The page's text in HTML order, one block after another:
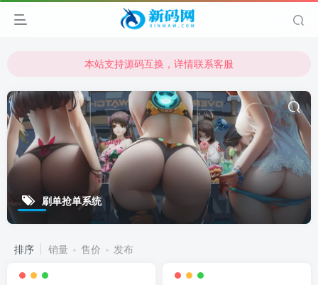
本站支持源码互换，详情联系客服
本站支持源码互换，详情联系客服
刷单抢单系统
排序 销量 售价 发布